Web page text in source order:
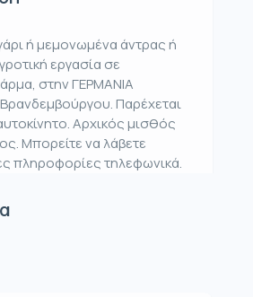
ή μεμονωμένα άντρας ή
εργασία σε
στην ΓΕΡΜΑΝΙΑ
Παρέχεται
Αρχικός μισθός
Μπορείτε να λάβετε
πληροφορίες τηλεφωνικά.